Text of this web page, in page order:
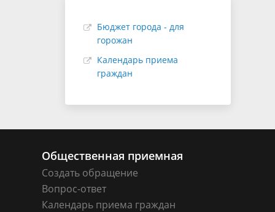
Бюджет города - для
горожан
Календарь приема
граждан
Общественная приемная
Создать обращение
Вопрос-ответ
Календарь приема граждан